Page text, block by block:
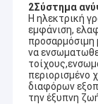
2Σύστημα
Η ηλεκτρική
εμφάνιση,
προσαρμόσιμη
να
περιορισμένο
διαφόρων
την έξυπνη